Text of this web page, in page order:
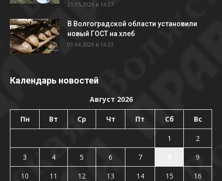
21.05.2026 в 14:27
В Волгоградской области установили
новый ГОСТ на хлеб
01.04.2026 в 16:23
Календарь новостей
Август 2026
Пн Вт Ср Чт Пт Сб Вс
1
2
3
4 5 6 7
9
10
11 12 13 14 15
16